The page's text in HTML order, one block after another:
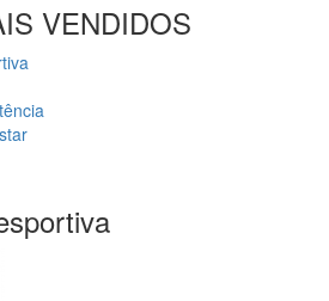
VENDIDOS